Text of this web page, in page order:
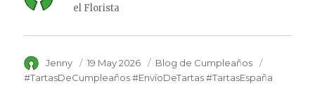
el Florista
Author
Jenny
Posted
on
19 May 2026 Category
Blog de Cumpleaños
#TartasDeCumpleaños #EnvíoDeTartas #TartasEspaña